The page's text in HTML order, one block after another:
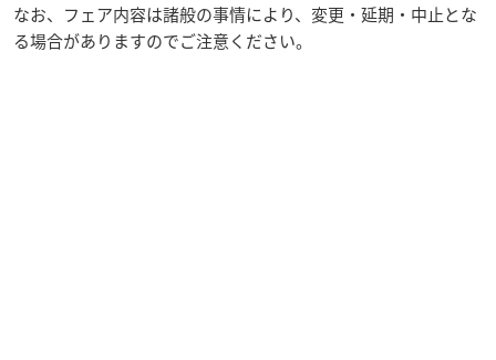
なお、フェア内容は諸般の事情により、変更・延期・中止とな
る場合がありますのでご注意ください。